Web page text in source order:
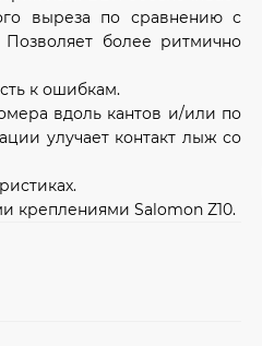
выреза по сравнению с
более ритмично
к ошибкам.
вдоль кантов и/или по
улучает контакт лыж со
креплениями Salomon Z10.